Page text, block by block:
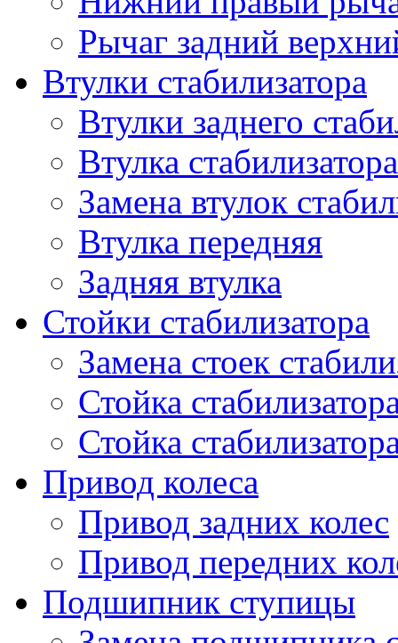
Рычаг задний
Втулки стабилизатора
Втулки заднего
Втулка
Замена втулок
Втулка передняя
Задняя втулка
Стойки стабилизатора
Замена стоек
Стойка
Стойка
Привод колеса
Привод задних колес
Привод передних
Подшипник ступицы